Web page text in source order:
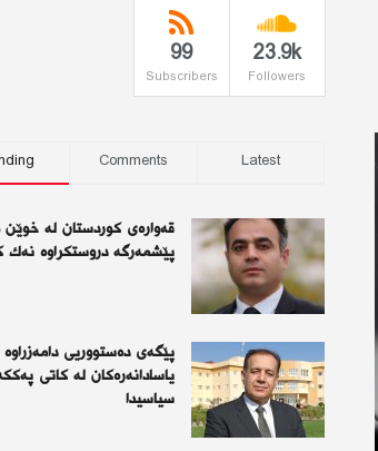
23.9k
Followers
99
Subscribers
Comments Latest
قەوارەی كوردستان لە خوێن
پێشمەرگە دروستكراوە نەك
پێگەی دەستووریی دامەزراوە
یاسادانەرەكان لە كاتی
سیاسیدا